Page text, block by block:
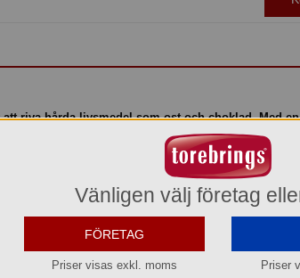
att riva hårda livsmedel som ost och choklad. Med
vid bordet för en extra touch av
för en modern och stilfull look.
stål
Vänligen välj företag
FÖRETAG
Priser visas exkl. moms Priser